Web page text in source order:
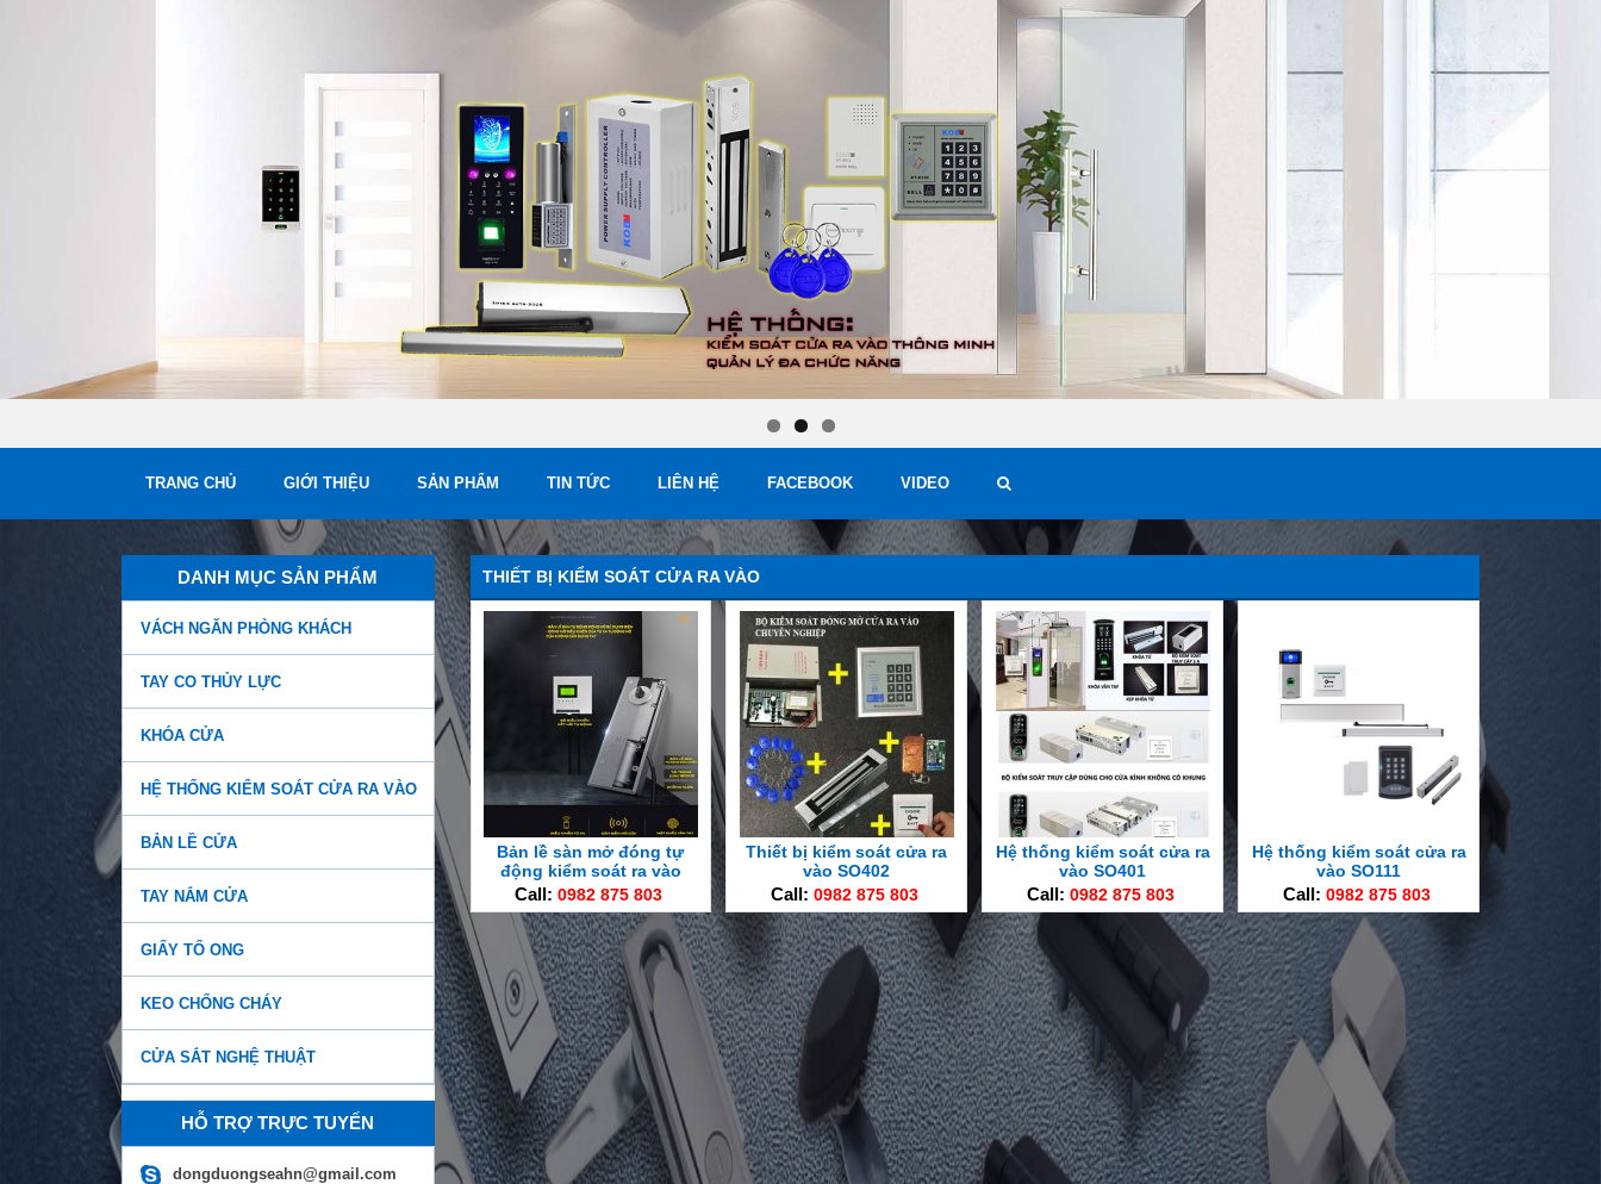
TRANG CHỦ GIỚI THIỆU SẢN PHẨM TIN TỨC LIÊN HỆ FACEBOOK VIDEO
THIẾT BỊ KIỂM SOÁT CỬA RA VÀO
Bản lề sàn mở đóng tự
động kiểm soát ra vào
Call: 0982 875 803
Thiết bị kiểm soát cửa ra
vào SO402
Call: 0982 875 803
Hệ thống kiểm soát cửa ra
vào SO401
Call: 0982 875 803
Hệ thống kiểm soát cửa ra
vào SO111
Call: 0982 875 803
DANH MỤC SẢN PHẨM
VÁCH NGĂN PHÒNG KHÁCH
TAY CO THỦY LỰC
KHÓA CỬA
HỆ THỐNG KIỂM SOÁT CỬA RA VÀO
BẢN LỀ CỬA
TAY NẮM CỬA
GIẤY TỔ ONG
KEO CHỐNG CHÁY
CỬA SẮT NGHỆ THUẬT
HỖ TRỢ TRỰC TUYẾN
dongduongseahn@gmail.com
Báo giá tay co thủy lực
chính hãng giá rẻ, chất
lư...
Tay đẩy hơi có bao nhiêu
loại? Những lợi ích của t...